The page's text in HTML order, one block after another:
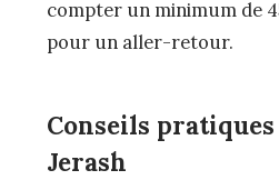
compter un minimum de
pour un aller-retour.
Conseils
Jerash